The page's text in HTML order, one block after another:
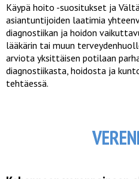
Käypä hoito -suositukset ja
asiantuntijoiden laatimia
diagnostiikan ja hoidon
lääkärin tai muun
arviota yksittäisen potilaan
diagnostiikasta, hoidosta ja
tehtäessä.